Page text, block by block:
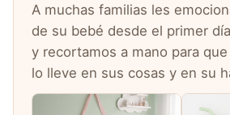
A muchas familias les
de su bebé desde el primer
y recortamos a mano para
lo lleve en sus cosas y en su